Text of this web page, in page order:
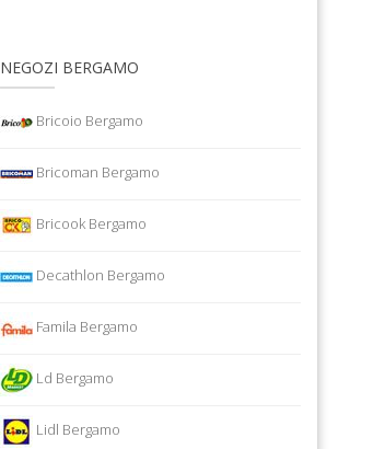
NEGOZI BERGAMO
Bricoio Bergamo
Bricoman Bergamo
Bricook Bergamo
Decathlon Bergamo
Famila Bergamo
Ld Bergamo
Lidl Bergamo